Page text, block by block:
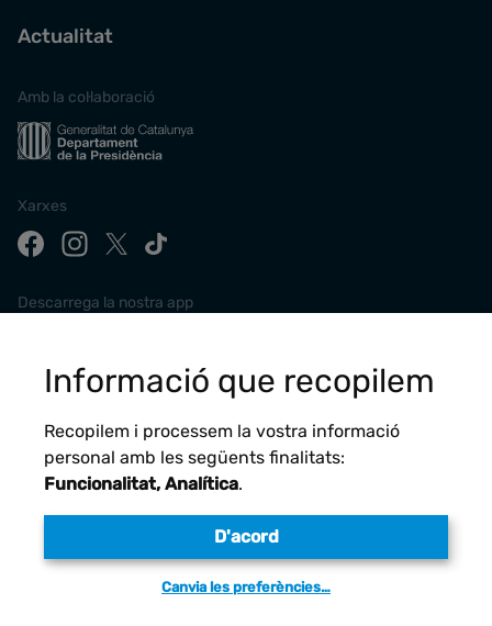
Actualitat
Amb la col·laboració
Xarxes
Descarrega la nostra app
Avís legal
Informació que recopilem
Recopilem i processem la vostra informació
personal amb les següents finalitats:
Funcionalitat, Analítica.
D'acord
Canvia les preferències…